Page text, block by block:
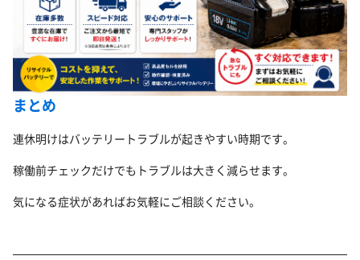
まとめ
連休明けはバッテリートラブルが起きやすい時期です。
稼働前チェックだけでもトラブルは大きく減らせます。
気になる症状があればお気軽にご相談ください。